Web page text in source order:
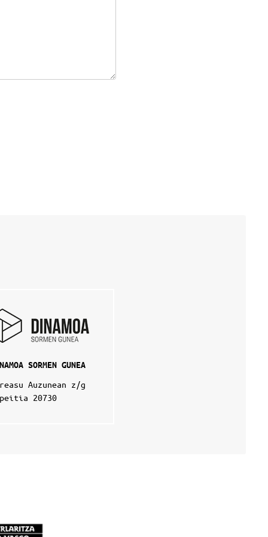
SORMEN GUNEA
Auzunean z/g
20730